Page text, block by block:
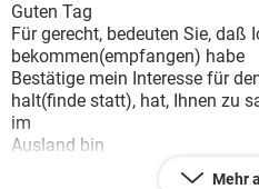
FACEBOOK
WINDOWS 10
WHATSAPP
FACEBOOK
Guten Tag
Für gerecht, bedeuten Sie, daß
bekommen(empfangen) habe
Bestätige mein Interesse für
halt(finde statt), hat, Ihnen zu
im
Ausland bin
Aus Gründen(Verständen) von
Mehr